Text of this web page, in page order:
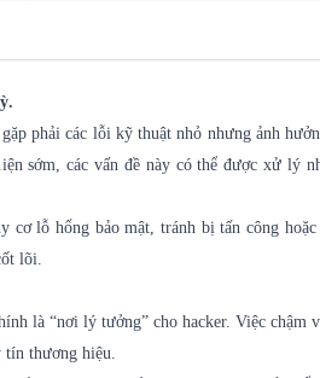
phải các lỗi kỹ thuật nhỏ nhưng ảnh
sớm, các vấn đề này có thể được xử lý
lỗ hổng bảo mật, tránh bị tấn công
lõi.
là “nơi lý tưởng” cho hacker. Việc chậm
thương hiệu.